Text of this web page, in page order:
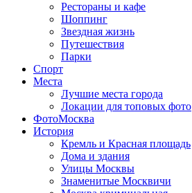
Рестораны и кафе
Шоппинг
Звездная жизнь
Путешествия
Парки
Спорт
Места
Лучшие места города
Локации для топовых фото
ФотоМосква
История
Кремль и Красная площадь
Дома и здания
Улицы Москвы
Знаменитые Москвичи